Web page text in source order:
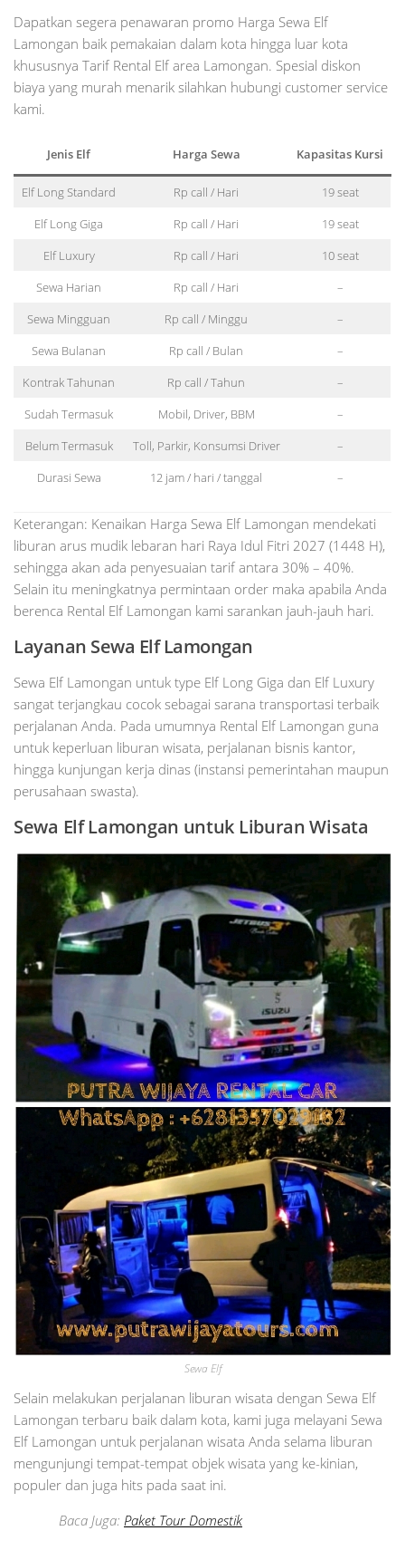
Dapatkan segera penawaran promo Harga Sewa Elf
Lamongan baik pemakaian dalam kota hingga luar kota
khususnya Tarif Rental Elf area Lamongan. Spesial diskon
biaya yang murah menarik silahkan hubungi customer service
kami.
Jenis Elf Harga Sewa Kapasitas Kursi
Elf Long Standard Rp call / Hari
19 seat
Elf Long Giga
Rp call / Hari
19 seat
Elf Luxury
Rp call / Hari
10 seat
Sewa Harian
Rp call / Hari
–
Sewa Mingguan
Rp call / Minggu
–
Sewa Bulanan
Rp call / Bulan
–
Kontrak Tahunan
Rp call / Tahun
–
Sudah Termasuk
Mobil, Driver, BBM
–
Belum Termasuk
Toll, Parkir, Konsumsi Driver
–
Durasi Sewa
12 jam / hari / tanggal –
Keterangan: Kenaikan Harga Sewa Elf Lamongan mendekati
liburan arus mudik lebaran hari Raya Idul Fitri 2027 (1448 H),
sehingga akan ada penyesuaian tarif antara 30% – 40%.
Selain itu meningkatnya permintaan order maka apabila Anda
berenca Rental Elf Lamongan kami sarankan jauh-jauh hari.
Layanan Sewa Elf Lamongan
Sewa Elf Lamongan untuk type Elf Long Giga dan Elf Luxury
sangat terjangkau cocok sebagai sarana transportasi terbaik
perjalanan Anda. Pada umumnya Rental Elf Lamongan guna
untuk keperluan liburan wisata, perjalanan bisnis kantor,
hingga kunjungan kerja dinas (instansi pemerintahan maupun
perusahaan swasta).
Sewa ElfLamongan untuk Liburan Wisata
Sewa Elf
Selain melakukan perjalanan liburan wisata dengan Sewa Elf
Lamongan terbaru baik dalam kota, kami juga melayani Sewa
Elf Lamongan untuk perjalanan wisata Anda selama liburan
mengunjungi tempat-tempat objek wisata yang ke-kinian,
populer dan juga hits pada saat ini.
Baca Juga: Paket Tour Domestik